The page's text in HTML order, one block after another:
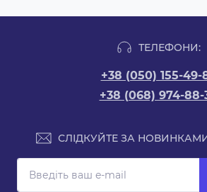
ТЕЛЕФОНИ:
+38 (050) 155-49-
+38 (068) 974-88-
СЛІДКУЙТЕ ЗА